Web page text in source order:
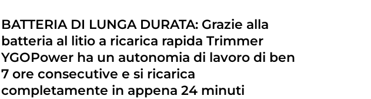
BATTERIA DI LUNGA DURATA: Grazie alla
batteria al litio a ricarica rapida Trimmer
YGOPower ha un autonomia di lavoro di ben
7 ore consecutive e si ricarica
completamente in appena 24 minuti